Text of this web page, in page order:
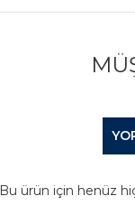
Bu ürün için henüz